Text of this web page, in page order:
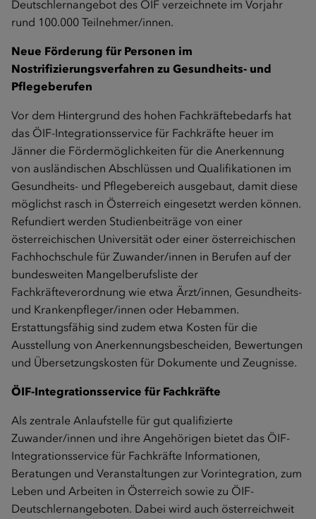
Deutschlernangebot des ÖIF verzeichnete im Vorjahr
rund 100.000 Teilnehmer/innen.
Neue Förderung für Personen im
Nostrifizierungsverfahren zu Gesundheits- und
Pflegeberufen
Vor dem Hintergrund des hohen Fachkräftebedarfs hat
das ÖIF-Integrationsservice für Fachkräfte heuer im
Jänner die Fördermöglichkeiten für die Anerkennung
von ausländischen Abschlüssen und Qualifikationen im
Gesundheits- und Pflegebereich ausgebaut, damit diese
möglichst rasch in Österreich eingesetzt werden können.
Refundiert werden Studienbeiträge von einer
österreichischen Universität oder einer österreichischen
Fachhochschule für Zuwander/innen in Berufen auf der
bundesweiten Mangelberufsliste der
Fachkräfteverordnung wie etwa Ärzt/innen, Gesundheits-
und Krankenpfleger/innen oder Hebammen.
Erstattungsfähig sind zudem etwa Kosten für die
Ausstellung von Anerkennungsbescheiden, Bewertungen
und Übersetzungskosten für Dokumente und Zeugnisse.
ÖIF-Integrationsservice für Fachkräfte
Als zentrale Anlaufstelle für gut qualifizierte
Zuwander/innen und ihre Angehörigen bietet das ÖIF-
Integrationsservice für Fachkräfte Informationen,
Beratungen und Veranstaltungen zur Vorintegration, zum
Leben und Arbeiten in Österreich sowie zu ÖIF-
Deutschlernangeboten. Dabei wird auch österreichweit